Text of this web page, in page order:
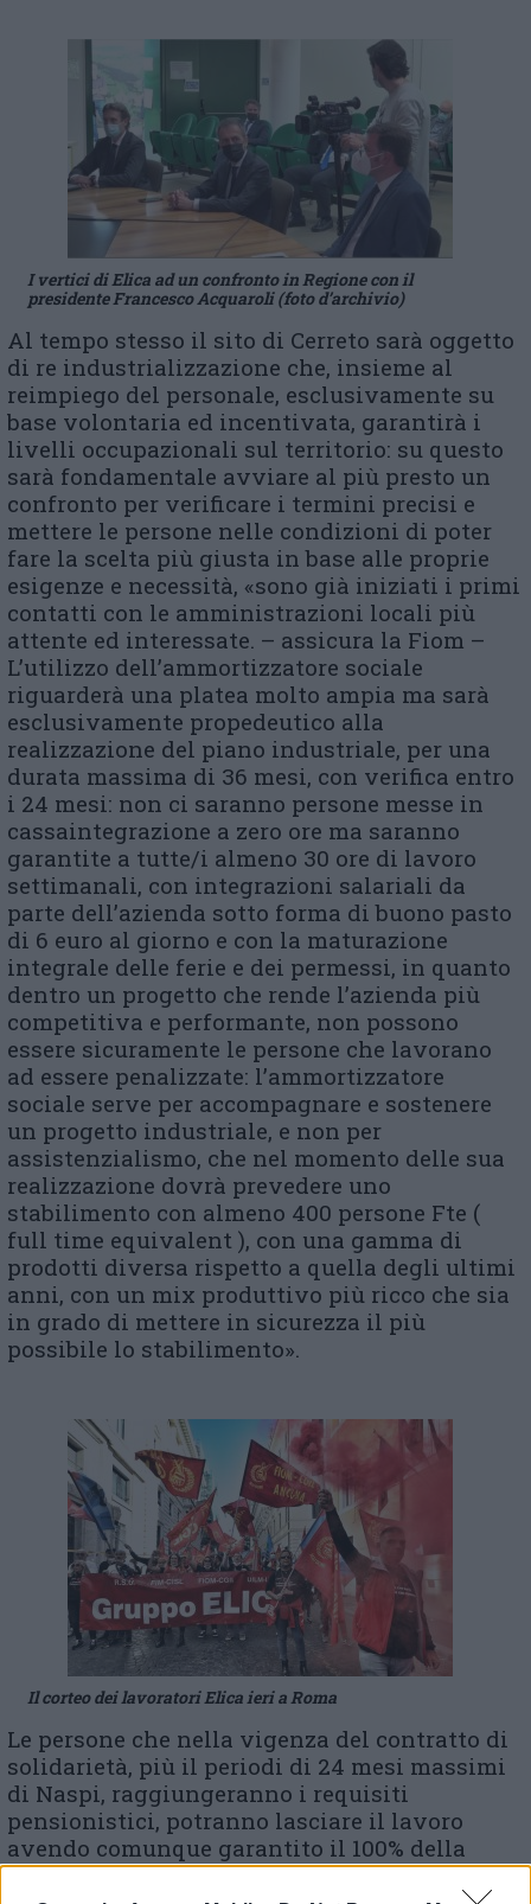
I vertici di Elica ad un confronto in Regione con il
presidente Francesco Acquaroli (foto d’archivio)
Al tempo stesso il sito di Cerreto sarà oggetto
di re industrializzazione che, insieme al
reimpiego del personale, esclusivamente su
base volontaria ed incentivata, garantirà i
livelli occupazionali sul territorio: su questo
sarà fondamentale avviare al più presto un
confronto per verificare i termini precisi e
mettere le persone nelle condizioni di poter
fare la scelta più giusta in base alle proprie
esigenze e necessità, «sono già iniziati i primi
contatti con le amministrazioni locali più
attente ed interessate. – assicura la Fiom –
L’utilizzo dell’ammortizzatore sociale
riguarderà una platea molto ampia ma sarà
esclusivamente propedeutico alla
realizzazione del piano industriale, per una
durata massima di 36 mesi, con verifica entro
i 24 mesi: non ci saranno persone messe in
cassaintegrazione a zero ore ma saranno
garantite a tutte/i almeno 30 ore di lavoro
settimanali, con integrazioni salariali da
parte dell’azienda sotto forma di buono pasto
di 6 euro al giorno e con la maturazione
integrale delle ferie e dei permessi, in quanto
dentro un progetto che rende l’azienda più
competitiva e performante, non possono
essere sicuramente le persone che lavorano
ad essere penalizzate: l’ammortizzatore
sociale serve per accompagnare e sostenere
un progetto industriale, e non per
assistenzialismo, che nel momento delle sua
realizzazione dovrà prevedere uno
stabilimento con almeno 400 persone Fte (
full time equivalent ), con una gamma di
prodotti diversa rispetto a quella degli ultimi
anni, con un mix produttivo più ricco che sia
in grado di mettere in sicurezza il più
possibile lo stabilimento».
Il corteo dei lavoratori Elica ieri a Roma
Le persone che nella vigenza del contratto di
solidarietà, più il periodi di 24 mesi massimi
di Naspi, raggiungeranno i requisiti
pensionistici, potranno lasciare il lavoro
avendo comunque garantito il 100% della
retribuzione fino al momento della pensione,